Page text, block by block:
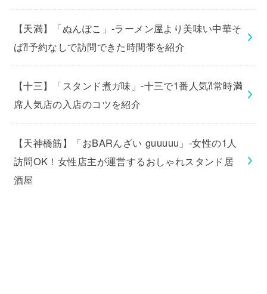
【天満】「ぬんぽこ」-ラーメン屋より美味い中華そ
ば⁈予約なしで訪問できた時間帯を紹介
【十三】「スタンド煮ガ味」-十三で1番人気⁈常時満
席人気店の入店のコツを紹介
【天神橋筋】「おBARんざい guuuuu」-女性の1人
訪問OK！女性店主が運営するおしゃれスタンド居
酒屋